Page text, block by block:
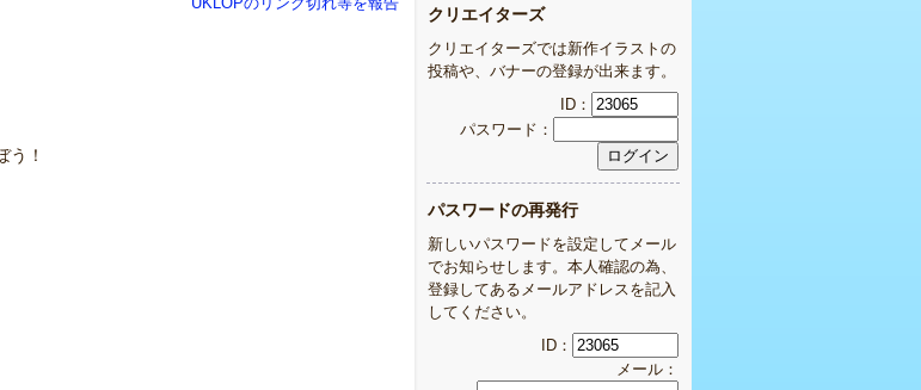
UKLOPのリンク切れ等を報告
う！
クリエイターズ
クリエイターズでは新作イラストの
投稿や、バナーの登録が出来ます。
ID：
パスワード：
パスワードの再発行
新しいパスワードを設定してメール
でお知らせします。本人確認の為、
登録してあるメールアドレスを記入
してください。
ID：
メール：